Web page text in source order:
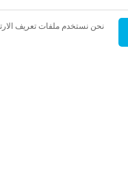
نحن نستخدم ملفات تعريف